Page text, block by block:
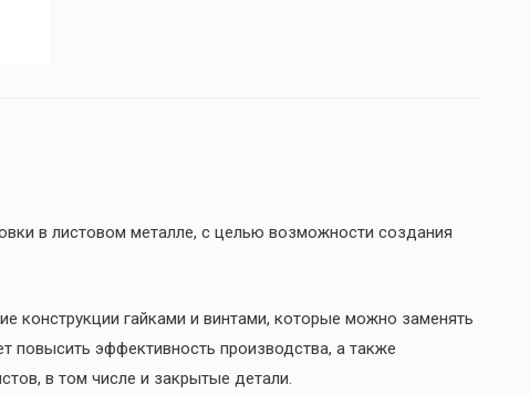
в листовом металле, с целью возможности создания
конструкции гайками и винтами, которые можно заменять
повысить эффективность производства, а также
в том числе и закрытые детали.